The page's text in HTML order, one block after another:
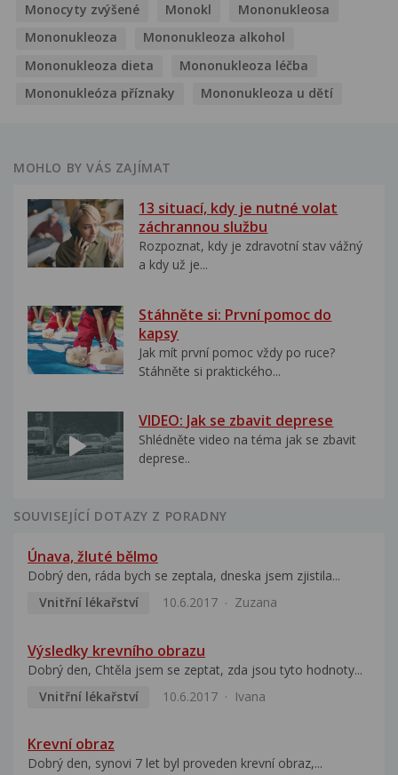
Monocyty zvýšené
Monokl
Mononukleosa
Mononukleoza
Mononukleoza alkohol
Mononukleoza dieta
Mononukleoza léčba
Mononukleóza příznaky
Mononukleoza u dětí
MOHLO BY VÁS ZAJÍMAT
13 situací, kdy je nutné volat
záchrannou službu
Rozpoznat, kdy je zdravotní stav vážný
a kdy už je...
Stáhněte si: První pomoc do
kapsy
Jak mít první pomoc vždy po ruce?
Stáhněte si praktického...
VIDEO: Jak se zbavit deprese
Shlédněte video na téma jak se zbavit
deprese..
SOUVISEJÍCÍ DOTAZY Z PORADNY
Únava, žluté bělmo
Dobrý den, ráda bych se zeptala, dneska jsem zjistila...
Vnitřní lékařství
10.6.2017 Zuzana
Výsledky krevního obrazu
Dobrý den, Chtěla jsem se zeptat, zda jsou tyto hodnoty...
Vnitřní lékařství
10.6.2017 Ivana
Krevní obraz
Dobrý den, synovi 7 let byl proveden krevní obraz,...